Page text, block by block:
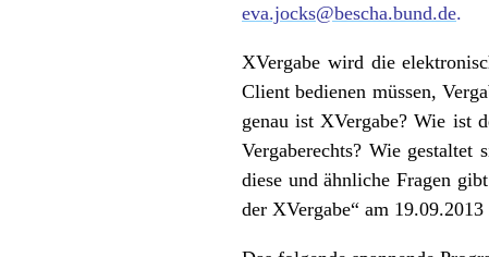
eva.jocks@bescha.bund.de.
XVergabe wird die
Client bedienen müssen,
genau ist XVergabe? Wie ist
Vergaberechts? Wie
diese und ähnliche Fragen
der XVergabe“ am